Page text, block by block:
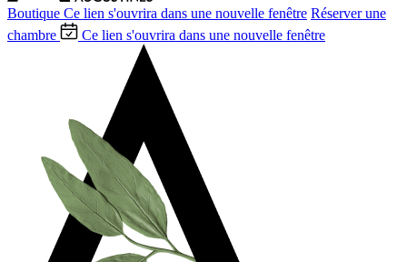
Boutique Ce lien s'ouvrira dans une nouvelle fenêtre Réserver une
chambre
Ce lien s'ouvrira dans une nouvelle fenêtre